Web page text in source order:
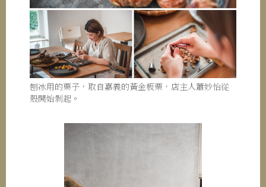
刨冰用的栗子，取自嘉義的黃金板栗，店主人蕭妙怡從
殼開始剝起。